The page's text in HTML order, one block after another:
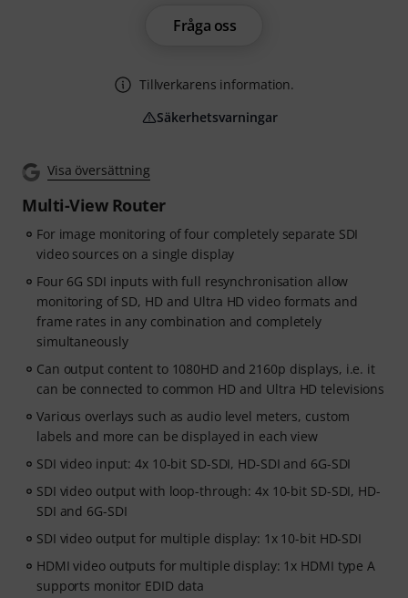
Visa översättning
Multi-View Router
For image monitoring of four completely separate SDI
video sources on a single display
Four 6G SDI inputs with full resynchronisation allow
monitoring of SD, HD and Ultra HD video formats and
frame rates in any combination and completely
simultaneously
Can output content to 1080HD and 2160p displays, i.e. it
can be connected to common HD and Ultra HD televisions
Various overlays such as audio level meters, custom
labels and more can be displayed in each view
SDI video input: 4x 10-bit SD-SDI, HD-SDI and 6G-SDI
SDI video output with loop-through: 4x 10-bit SD-SDI, HD-
SDI and 6G-SDI
SDI video output for multiple display: 1x 10-bit HD-SDI
HDMI video outputs for multiple display: 1x HDMI type A
supports monitor EDID data
Fråga oss
Tillverkarens information.
Säkerhetsvarningar